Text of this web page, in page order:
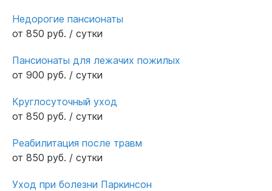
Недорогие пансионаты
от 850 руб. / сутки
Пансионаты для лежачих пожилых
от 900 руб. / сутки
Круглосуточный уход
от 850 руб. / сутки
Реабилитация после травм
от 850 руб. / сутки
Уход при болезни Паркинсон